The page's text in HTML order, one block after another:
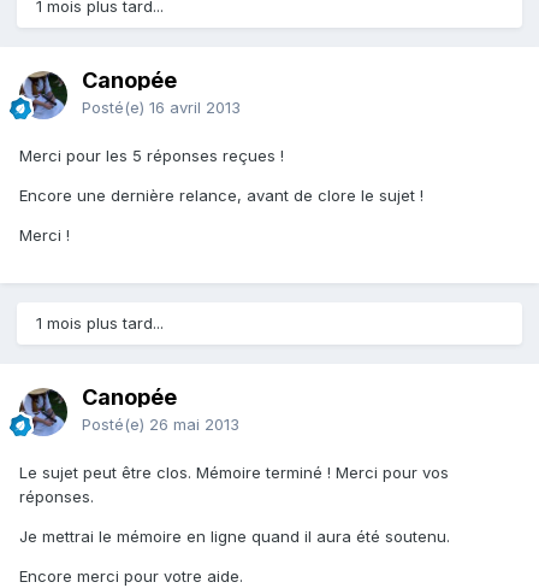
1 mois plus tard...
Canopée
Posté(e) 16 avril 2013
Merci pour les 5 réponses reçues !
Encore une dernière relance, avant de clore le sujet !
Merci !
1 mois plus tard...
Canopée
Posté(e) 26 mai 2013
Le sujet peut être clos. Mémoire terminé ! Merci pour vos
réponses.
Je mettrai le mémoire en ligne quand il aura été soutenu.
Encore merci pour votre aide.